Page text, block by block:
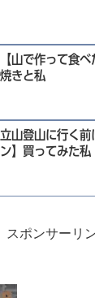
【山で作って食
焼きと私
立山登山に行く
ン】買ってみた私
スポンサーリ